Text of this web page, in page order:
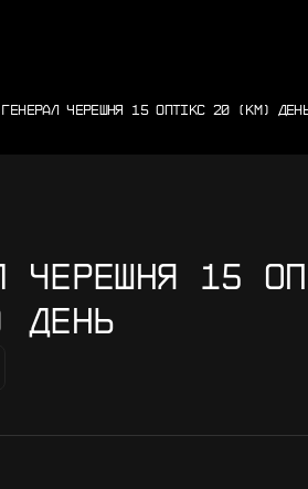
ГЕНЕРАЛ ЧЕРЕШНЯ 15 ОПТІКС 20 (КМ)
ЧЕРЕШНЯ 15
ДЕНЬ